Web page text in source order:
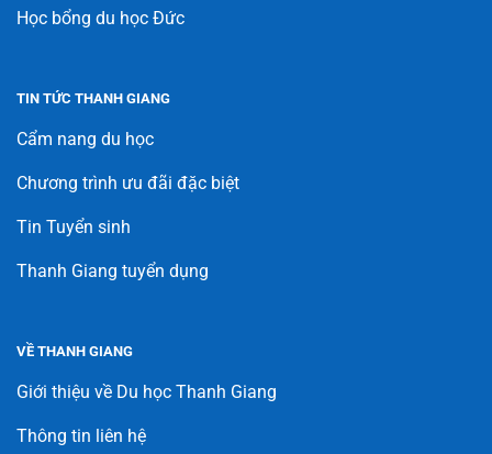
Học bổng du học Đức
TIN TỨC THANH GIANG
Cẩm nang du học
Chương trình ưu đãi đặc biệt
Tin Tuyển sinh
Thanh Giang tuyển dụng
VỀ THANH GIANG
Giới thiệu về Du học Thanh Giang
Thông tin liên hệ